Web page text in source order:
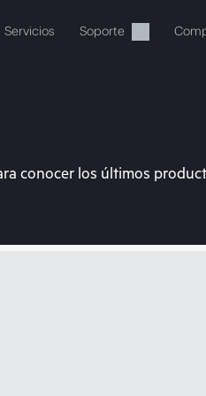
Servicios Soporte
conocer los últimos